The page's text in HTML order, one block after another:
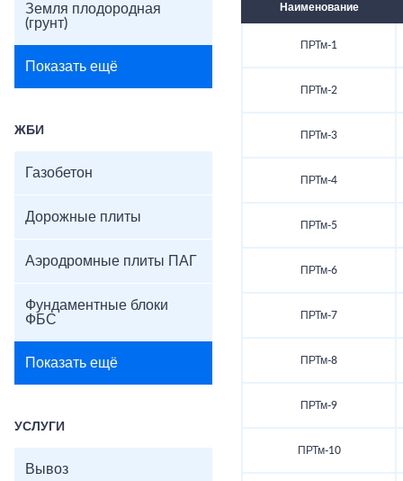
Земля плодородная
(грунт)
Показать ещё
ЖБИ
Газобетон
Дорожные плиты
Аэродромные плиты ПАГ
Фундаментные блоки
ФБС
Показать ещё
УСЛУГИ
Вывоз
Наименование
ПРТм-1
ПРТм-2
ПРТм-3
ПРТм-4
ПРТм-5
ПРТм-6
ПРТм-7
ПРТм-8
ПРТм-9
ПРТм-10